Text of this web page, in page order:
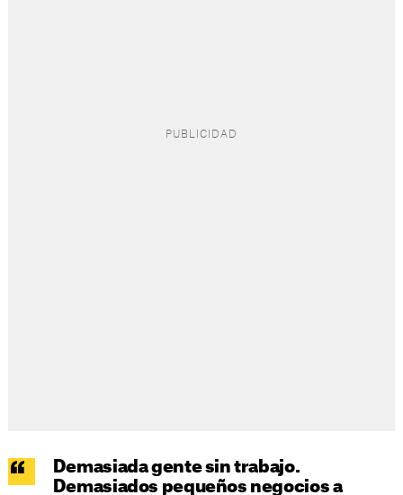
Demasiada gente sin trabajo.
Demasiados pequeños negocios a